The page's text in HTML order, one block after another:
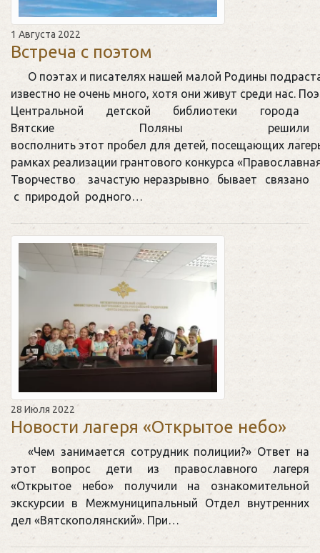
1 Августа 2022
Встреча с поэтом
О поэтах и писателях нашей малой Родины
известно не очень много, хотя они живут среди нас.
Центральной детской библиотеки города
Вятские Поляны решили
восполнить этот пробел для детей, посещающих
рамках реализации грантового конкурса
Творчество зачастую неразрывно бывает связано
с природой родного…
28 Июля 2022
Новости лагеря «Открытое небо»
«Чем занимается сотрудник полиции?» Ответ на
этот вопрос дети из православного лагеря
«Открытое небо» получили на ознакомительной
экскурсии в Межмуниципальный Отдел внутренних
дел «Вятскополянский». При…